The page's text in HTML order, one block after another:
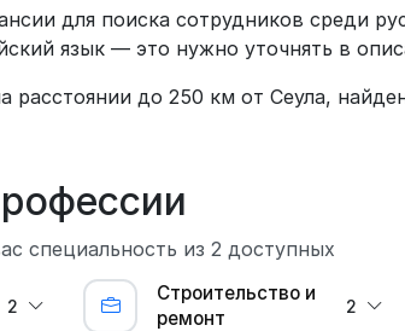
для поиска сотрудников среди
язык — это нужно уточнять в
расстоянии до 250 км от Сеула,
специальность из 2 доступных
2
Строительство и
ремонт
2